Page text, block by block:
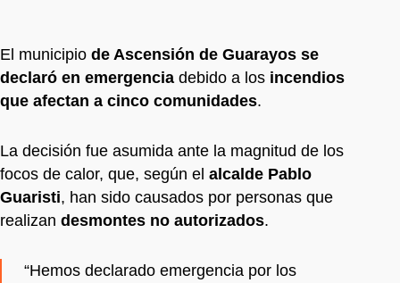
El municipio de Ascensión de Guarayos se
declaró en emergencia debido a los incendios
que afectan a cinco comunidades.
La decisión fue asumida ante la magnitud de los
focos de calor, que, según el alcalde Pablo
Guaristi, han sido causados por personas que
realizan desmontes no autorizados.
“Hemos declarado emergencia por los